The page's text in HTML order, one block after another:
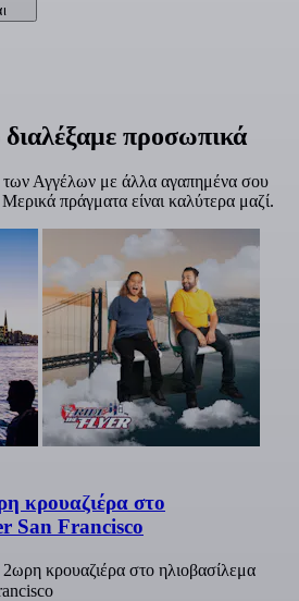
προσωπικά
Αγγέλων με άλλα αγαπημένα σου
πράγματα είναι καλύτερα μαζί.
κρουαζιέρα στο
San Francisco
κρουαζιέρα στο ηλιοβασίλεμα